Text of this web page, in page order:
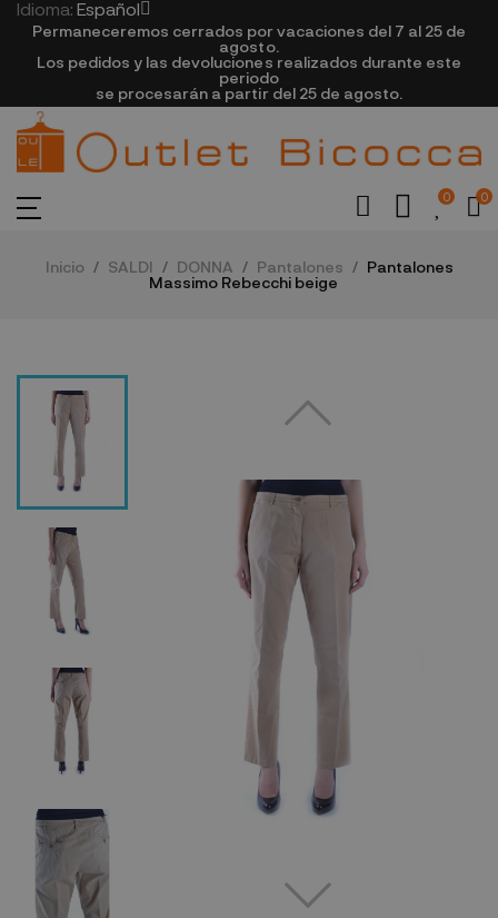
Idioma: Español
Permaneceremos cerrados por vacaciones del 7 al 25 de
agosto.
Los pedidos y las devoluciones realizados durante este
periodo
se procesarán a partir del 25 de agosto.
0 0
Inicio SALDI DONNA Pantalones
Pantalones
Massimo Rebecchi beige